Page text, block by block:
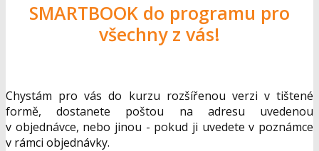
SMARTBOOK do programu pro
všechny z vás!
Chystám pro vás do kurzu rozšířenou verzi v tištené
formě, dostanete poštou na adresu uvedenou
v objednávce, nebo jinou - pokud ji uvedete v poznámce
v rámci objednávky.